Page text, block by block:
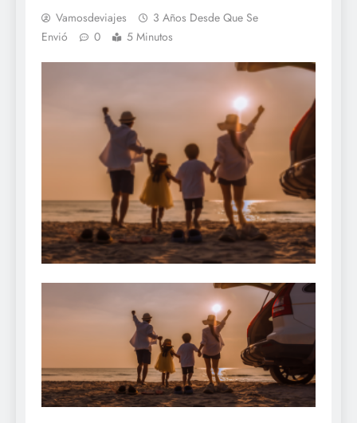
Vamosdeviajes
3 Años Desde Que Se
Envió
0 5 Minutos